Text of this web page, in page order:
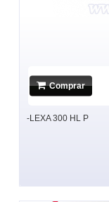
Comprar
-LEXA 300 HL P